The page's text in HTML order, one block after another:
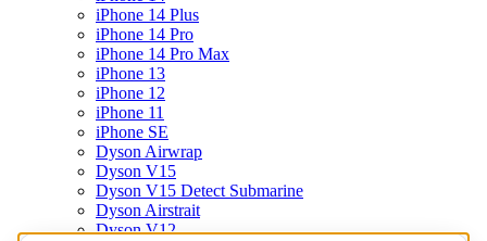
iPhone 14 Plus
iPhone 14 Pro
iPhone 14 Pro Max
iPhone 13
iPhone 12
iPhone 11
iPhone SE
Dyson Airwrap
Dyson V15
Dyson V15 Detect Submarine
Dyson Airstrait
Dyson V12